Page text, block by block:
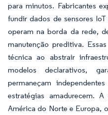
para minutos. Fabricantes
fundir dados de sensores
operam na borda da rede,
manutenção preditiva.
técnica ao abstrair
modelos declarativos,
permaneçam
estratégias amadurecem.
América do Norte e Europa,